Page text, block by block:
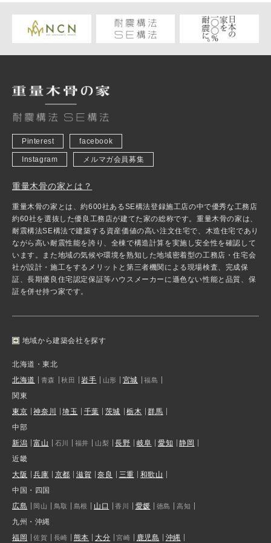
Pinterest facebook
Instagram メルマガ会員募集
重量木骨の家とは？
重量木骨の家とは、約600社あるSE構法登録施工店の中で優秀な工務店
約60社を選抜した優良工務店が建てた家の総称です。重量木骨の家は、
耐震構法SE構法で建築する資産価値の高い注文住宅で、木造住宅であり
ながら高い耐震性能を誇り、全棟で構造計算を実施し安全性を確認して
います。また地域の気候や環境を熟知した地域密着型の工務店・住宅会
社が設計・施工をするメリットと第三者機関による現場検査、完成保
証、長期優良住宅認定保証等ハウスメーカーに遜色ない性能と品質、保
証を併せ持つ家です。
地域から建築会社を探す
北海道・東北
北海道
青森 秋田 岩手 山形 宮城 福島
関東
東京
神奈川 埼玉 千葉 茨城 栃木
群馬
中部
新潟
富山 石川 福井 山梨 長野 岐阜 愛知
静岡
近畿
大阪
兵庫 京都 滋賀 奈良 三重
和歌山
中国・四国
広島
岡山 鳥取 島根 山口 香川 愛媛 徳島 高知
九州・沖縄
福岡
佐賀 長崎 熊本 大分 宮崎 鹿児島 沖縄